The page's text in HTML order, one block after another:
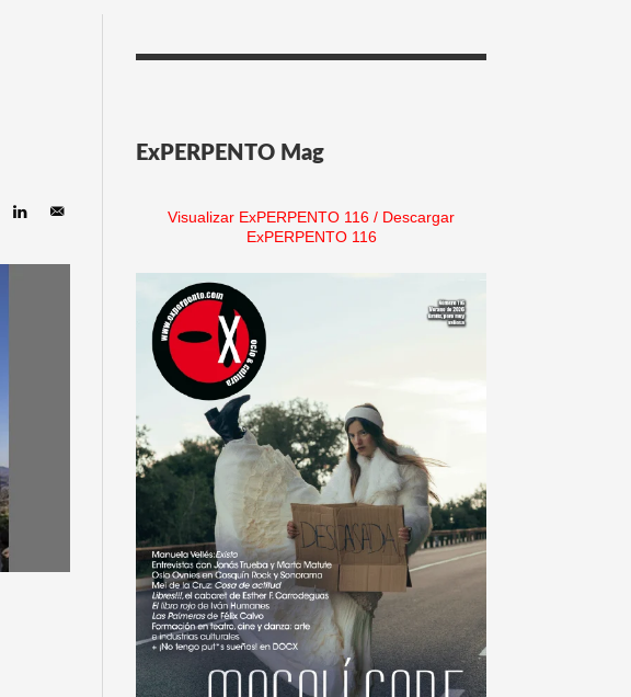
ExPERPENTO Mag
Visualizar ExPERPENTO 116 / Descargar
ExPERPENTO 116